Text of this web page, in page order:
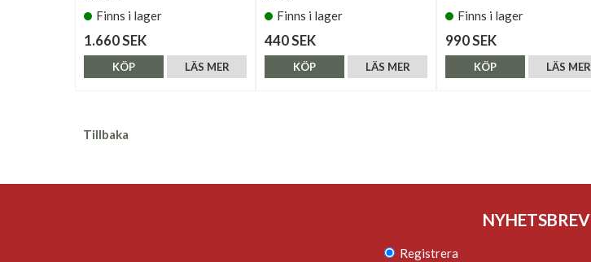
Finns i lager
1.660 SEK
LÄS MER
KÖP
Finns i lager
440 SEK
LÄS MER
KÖP
Finns i lager
990 SEK
LÄS MER
KÖP
Tillbaka
NYHETSBREV
Registrera